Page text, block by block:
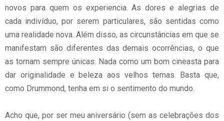
novos para quem os experiencia. As dores e alegrias de
cada indivíduo, por serem particulares, são sentidas como
uma realidade nova. Além disso, as circunstâncias em que se
manifestam são diferentes das demais ocorrências, o que
as tornam sempre únicas. Nada como um bom cineasta para
dar originalidade e beleza aos velhos temas. Basta que,
como Drummond, tenha em si o sentimento do mundo.
Acho que, por ser meu aniversário (sem as celebrações dos